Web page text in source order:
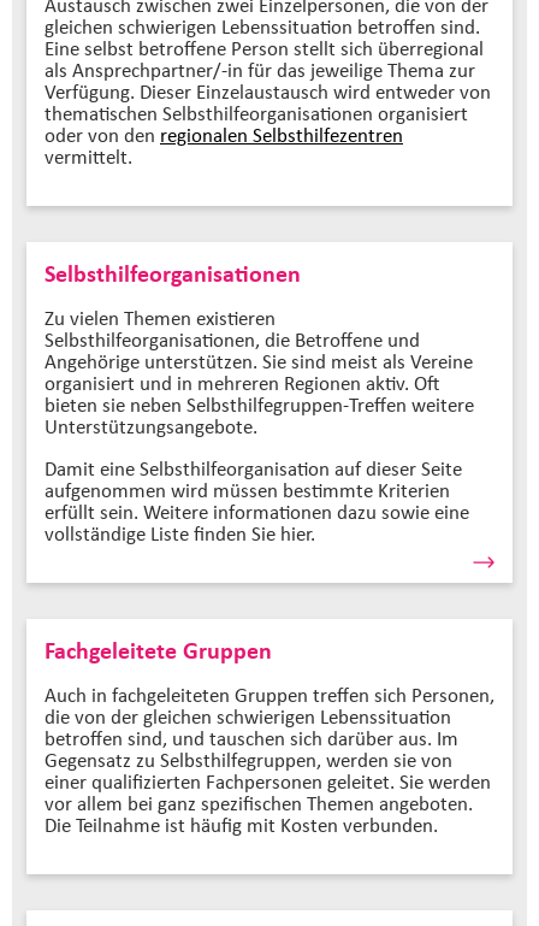
gleichen schwierigen Lebenssituation betroffen sind.
Eine selbst betroffene Person stellt sich überregional
als Ansprechpartner/-in für das jeweilige Thema zur
Verfügung. Dieser Einzelaustausch wird entweder von
thematischen Selbsthilfeorganisationen organisiert
oder von den regionalen Selbsthilfezentren
vermittelt.
Selbsthilfeorganisationen
Zu vielen Themen existieren
Selbsthilfeorganisationen, die Betroffene und
Angehörige unterstützen. Sie sind meist als Vereine
organisiert und in mehreren Regionen aktiv. Oft
bieten sie neben Selbsthilfegruppen-Treffen weitere
Unterstützungsangebote.
Damit eine Selbsthilfeorganisation auf dieser Seite
aufgenommen wird müssen bestimmte Kriterien
erfüllt sein. Weitere informationen dazu sowie eine
vollständige Liste finden Sie hier.
Fachgeleitete Gruppen
Auch in fachgeleiteten Gruppen treffen sich Personen,
die von der gleichen schwierigen Lebenssituation
betroffen sind, und tauschen sich darüber aus. Im
Gegensatz zu Selbsthilfegruppen, werden sie von
einer qualifizierten Fachpersonen geleitet. Sie werden
vor allem bei ganz spezifischen Themen angeboten.
Die Teilnahme ist häufig mit Kosten verbunden.